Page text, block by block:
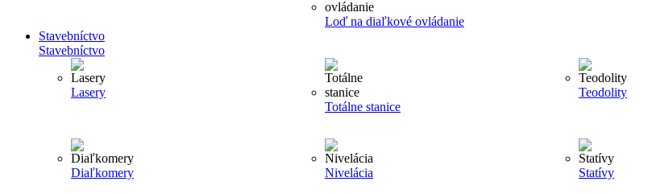
Loď na diaľkové ovládanie
Stavebníctvo
Stavebníctvo
Lasery
Totálne stanice
Teodolity
Diaľkomery Nivelácia Statívy